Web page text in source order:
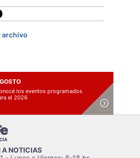
archivo
los eventos programados
el 2026
A NOTICIAS